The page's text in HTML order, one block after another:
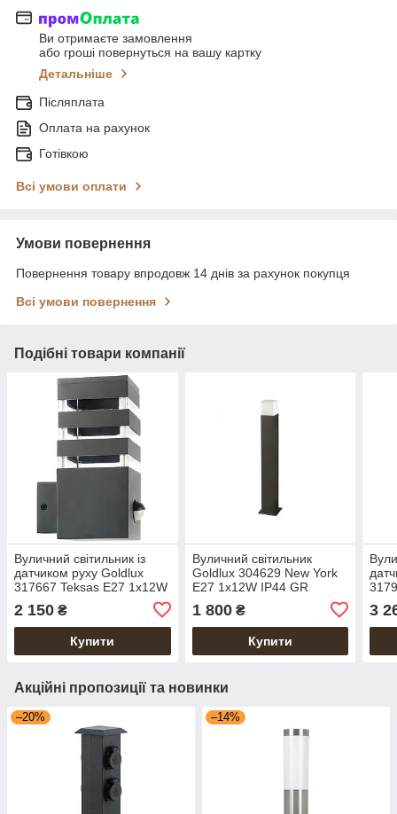
Ви отримаєте замовлення
або гроші повернуться на вашу картку
Детальніше
Післяплата
Оплата на рахунок
Готівкою
Всі умови оплати
Умови повернення
Повернення товару впродовж 14 днів за рахунок покупця
Всі умови повернення
Подібні товари компанії
Вуличний світильник із
датчиком руху Goldlux
317667 Teksas E27 1x12W
2 150 ₴
Купити
Вуличний світильник
Goldlux 304629 New York
E27 1x12W IP44 GR
1 800₴
Купити
3
Акційні пропозиції та новинки
–20% –14%